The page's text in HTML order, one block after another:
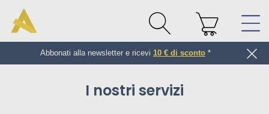
Abbonati alla newsletter e ricevi 10 € di sconto *
I nostri servizi